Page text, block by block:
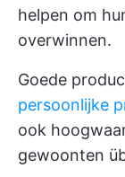
helpen om
overwinnen.
Goede
persoonlijke
ook
gewoonten